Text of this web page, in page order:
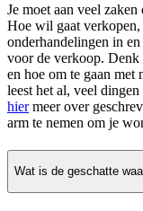
Je moet aan veel
Hoe wil gaat
onderhandelingen in
voor de verkoop. Denk
en hoe om te gaan met
leest het al, veel
hiermeer over
arm te nemen om je
Wat is de geschatte